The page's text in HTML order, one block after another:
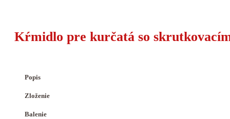
Kŕmidlo pre kurčatá so
Popis
Zloženie
Balenie